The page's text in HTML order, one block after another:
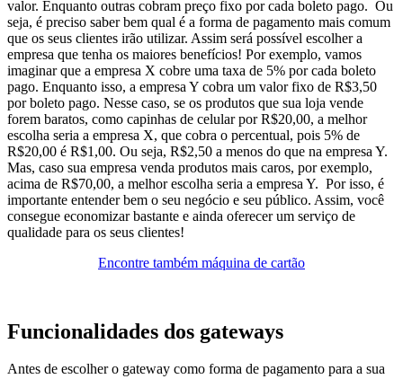
valor. Enquanto outras cobram preço fixo por cada boleto pago. Ou
seja, é preciso saber bem qual é a forma de pagamento mais comum
que os seus clientes irão utilizar. Assim será possível escolher a
empresa que tenha os maiores benefícios! Por exemplo, vamos
imaginar que a empresa X cobre uma taxa de 5% por cada boleto
pago. Enquanto isso, a empresa Y cobra um valor fixo de R$3,50
por boleto pago. Nesse caso, se os produtos que sua loja vende
forem baratos, como capinhas de celular por R$20,00, a melhor
escolha seria a empresa X, que cobra o percentual, pois 5% de
R$20,00 é R$1,00. Ou seja, R$2,50 a menos do que na empresa Y.
Mas, caso sua empresa venda produtos mais caros, por exemplo,
acima de R$70,00, a melhor escolha seria a empresa Y. Por isso, é
importante entender bem o seu negócio e seu público. Assim, você
consegue economizar bastante e ainda oferecer um serviço de
qualidade para os seus clientes!
Encontre também máquina de cartão
Funcionalidades dos gateways
Antes de escolher o gateway como forma de pagamento para a sua